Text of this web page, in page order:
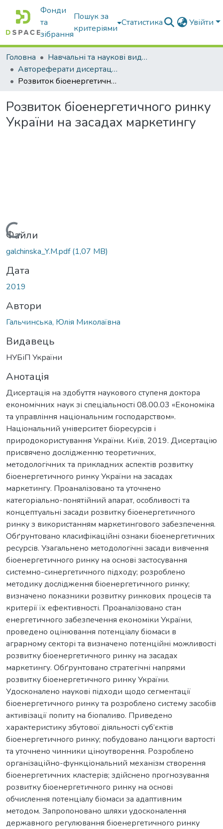
Фонди
та
зібрання
Пошук за
критеріями
Статистика Увійти
Головна
Навчальні та наукові видання
Автореферати дисертацій та дисертації
Розвиток біоенергетичного ринку України на засадах маркетингу
Розвиток біоенергетичного ринку
України на засадах маркетингу
Вантажиться...
Файли
galchinska_Y.M.pdf(1,07 MB)
Дата
2019
Автори
Гальчинська, Юлія Миколаївна
Видавець
НУБіП України
Анотація
Дисертація на здобуття наукового ступеня доктора
економічних наук зі спеціальності 08.00.03 «Економіка
та управління національним господарством».
Національний університет біоресурсів і
природокористування України. Київ, 2019. Дисертацію
присвячено дослідженню теоретичних,
методологічних та прикладних аспектів розвитку
біоенергетичного ринку України на засадах
маркетингу. Проаналізовано та уточнено
категоріально-понятійний апарат, особливості та
концептуальні засади розвитку біоенергетичного
ринку з використанням маркетингового забезпечення.
Обґрунтовано класифікаційні ознаки біоенергетичних
ресурсів. Узагальнено методологічні засади вивчення
біоенергетичного ринку на основі застосування
системно-синергетичного підходу; розроблено
методику дослідження біоенергетичного ринку;
визначено показники розвитку ринкових процесів та
критерії їх ефективності. Проаналізовано стан
енергетичного забезпечення економіки України,
проведено оцінювання потенціалу біомаси в
аграрному секторі та визначено потенційні можливості
розвитку біоенергетичного ринку на засадах
маркетингу. Обґрунтовано стратегічні напрями
розвитку біоенергетичного ринку України.
Удосконалено наукові підходи щодо сегментації
біоенергетичного ринку та розроблено систему засобів
активізації попиту на біопаливо. Приведено
характеристику збутової діяльності суб’єктів
біоенергетичного ринку; побудовано ланцюги вартості
та уточнено чинники ціноутворення. Розроблено
організаційно-функціональний механізм створення
біоенергетичних кластерів; здійснено прогнозування
розвитку біоенергетичного ринку на основі
обчислення потенціалу біомаси за адаптивним
методом. Запропоновано шляхи удосконалення
державного регулювання біоенергетичного ринку